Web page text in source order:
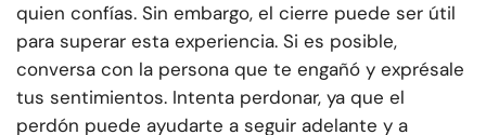
quien confías. Sin embargo, el cierre puede ser útil
para superar esta experiencia. Si es posible,
conversa con la persona que te engañó y exprésale
tus sentimientos. Intenta perdonar, ya que el
perdón puede ayudarte a seguir adelante y a